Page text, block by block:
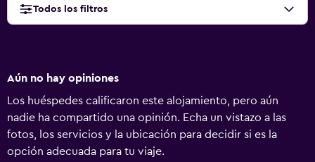
Todos los filtros
Aún no hay opiniones
Los huéspedes calificaron este alojamiento, pero aún
nadie ha compartido una opinión. Echa un vistazo a las
fotos, los servicios y la ubicación para decidir si es la
opción adecuada para tu viaje.